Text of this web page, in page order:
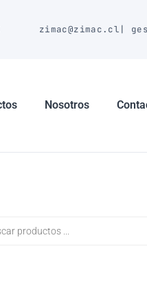
zimac@zimac.cl |
Nosotros